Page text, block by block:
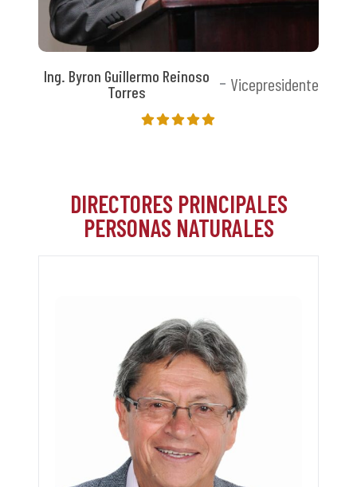
Ing. Byron Guillermo Reinoso
Torres
Vicepresidente
DIRECTORES PRINCIPALES
PERSONAS NATURALES